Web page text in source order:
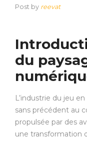
Post by reevat
du
L’industrie du jeu
sans précédent au
propulsée par des
une transformation